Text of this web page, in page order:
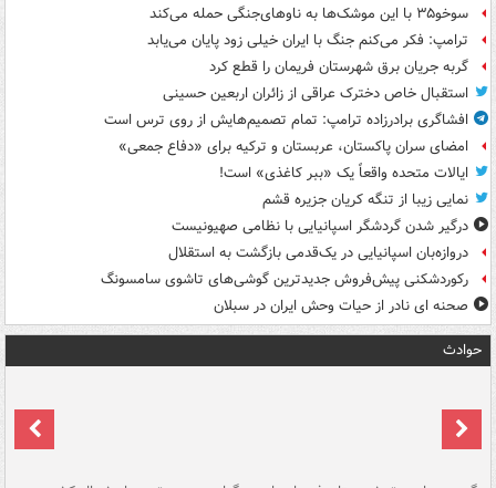
سوخو۳۵ با این موشک‌ها به ناوهای‌جنگی حمله می‌کند
ترامپ: فکر می‌کنم جنگ با ایران خیلی زود پایان می‌یابد
گربه جریان برق شهرستان فریمان را قطع کرد
استقبال خاص دخترک عراقی از زائران اربعین حسینی
افشاگری برادرزاده ترامپ: تمام تصمیم‌هایش از روی ترس است
امضای سران پاکستان، عربستان و ترکیه برای «دفاع جمعی»
ایالات متحده واقعاً یک «ببر کاغذی» است!
نمایی زیبا از تنگه کریان جزیره قشم
درگیر شدن گردشگر اسپانیایی با نظامی صهیونیست
دروازه‌بان اسپانیایی در یک‌قدمی بازگشت به استقلال
رکوردشکنی پیش‌فروش جدیدترین گوشی‌های تاشوی سامسونگ
صحنه ای نادر از حیات وحش ایران در سبلان
حوادث